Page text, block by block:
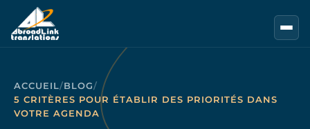
Aller au contenu principal
ACCUEIL/BLOG/
5 CRITÈRES POUR ÉTABLIR DES PRIORITÉS DANS
VOTRE AGENDA